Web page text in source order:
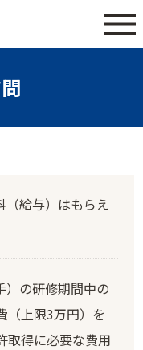
（給与）はもらえ
）の研修期間中の
（上限3万円）を
取得に必要な費用